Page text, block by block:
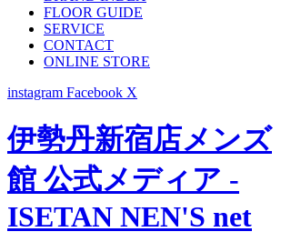
FLOOR GUIDE
SERVICE
CONTACT
ONLINE STORE
instagram Facebook X
伊勢丹新宿店メンズ
館 公式メディア -
ISETAN NEN'S net